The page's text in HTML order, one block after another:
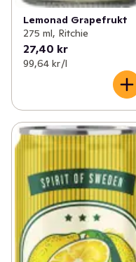
Lemonad Grapefrukt
275 ml, Ritchie
27,40 kr
99,64 kr /l